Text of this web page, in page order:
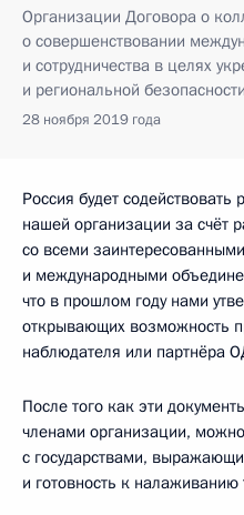
Организации Договора о
о совершенствовании
и сотрудничества в целях
и региональной безопасности
28 ноября 2019 года
Россия будет
нашей организации за счёт
со всеми
и международными
что в прошлом году нами
открывающих возможность
наблюдателя или партнёра
После того как эти
членами организации,
с государствами,
и готовность к